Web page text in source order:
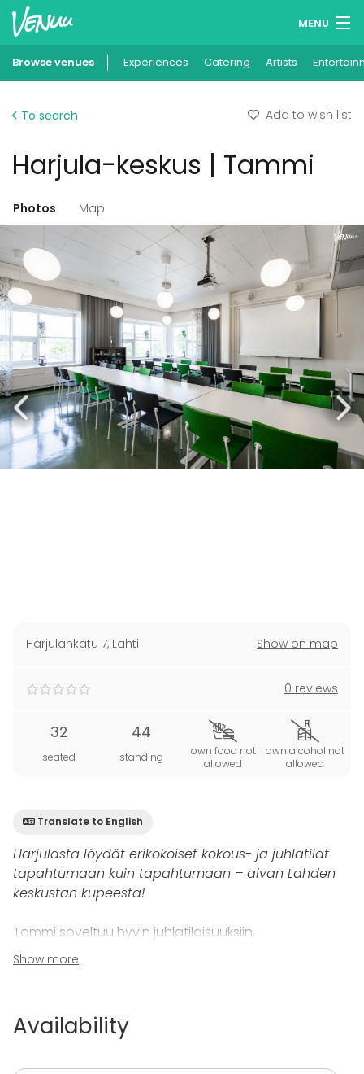
MENU
Wish lists
Add your venue
Browse venues Experiences Catering Artists
To search Add to wish list
Harjula-keskus | Tammi
Photos Map
Harjulankatu 7, Lahti Show on map
0 reviews
32
seated
44
standing
own food not
allowed
own alcohol not
allowed
Translate to English
Harjulasta löydät erikokoiset kokous- ja juhlatilat
tapahtumaan kuin tapahtumaan – aivan Lahden
keskustan kupeesta!
Tammi soveltuu hyvin juhlatilaisuuksiin,
illallisruokailuun, muihin juhla- ja viihdetilaisuuksiin
sekä perhejuhliin. Tammea voi käyttää myös luento-
isommaksi tilaksi jolloin paikkamääriä on yhteensä 100
Show more
Availability